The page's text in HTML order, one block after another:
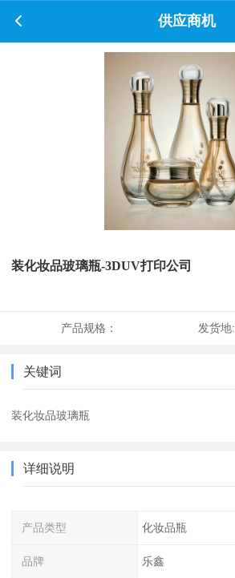
供应商机
装化妆品玻璃瓶-3DUV打印公司
产品规格： 发货地:
关键词
装化妆品玻璃瓶
详细说明
产品类型 化妆品瓶
品牌 乐鑫